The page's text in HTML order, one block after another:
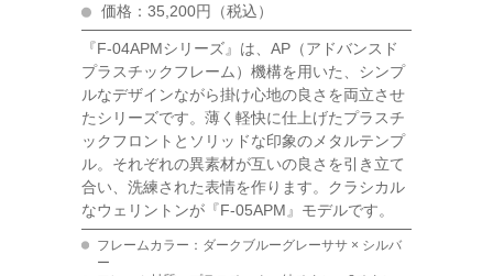
価格：35,200円（税込）
『F-04APMシリーズ』は、AP（アドバンスド
プラスチックフレーム）機構を用いた、シンプ
ルなデザインながら掛け心地の良さを両立させ
たシリーズです。薄く軽快に仕上げたプラスチ
ックフロントとソリッドな印象のメタルテンプ
ル。それぞれの異素材が互いの良さを引き立て
合い、洗練された表情を作ります。クラシカル
なウェリントンが『F-05APM』モデルです。
フレームカラー：ダークブルーグレーササ × シルバ
ー